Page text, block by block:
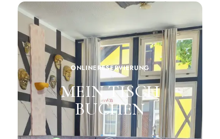
ONLINERESERVIERUNG
MEIN TISCH
BUCHEN